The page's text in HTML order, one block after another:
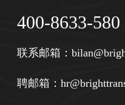
400-8633-580
联系邮箱：
聘邮箱：